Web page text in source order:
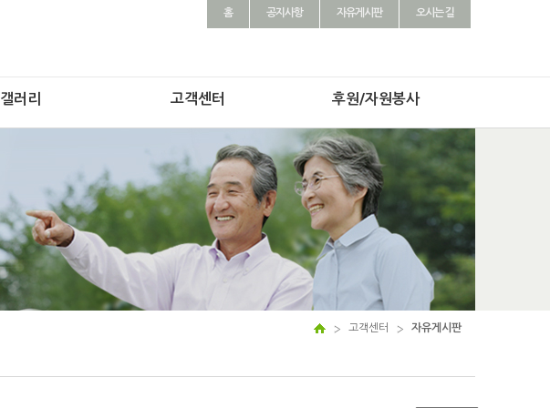
홈 공지사항 자유게시판 오시는 길
갤러리 고객센터 후원/자원봉사
고객센터 자유게시판